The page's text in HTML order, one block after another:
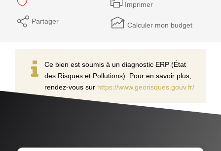
Imprimer
Partager Calculer mon budget
Ce bien est soumis à un diagnostic ERP (État
des Risques et Pollutions). Pour en savoir plus,
rendez-vous sur https://www.georisques.gouv.fr/